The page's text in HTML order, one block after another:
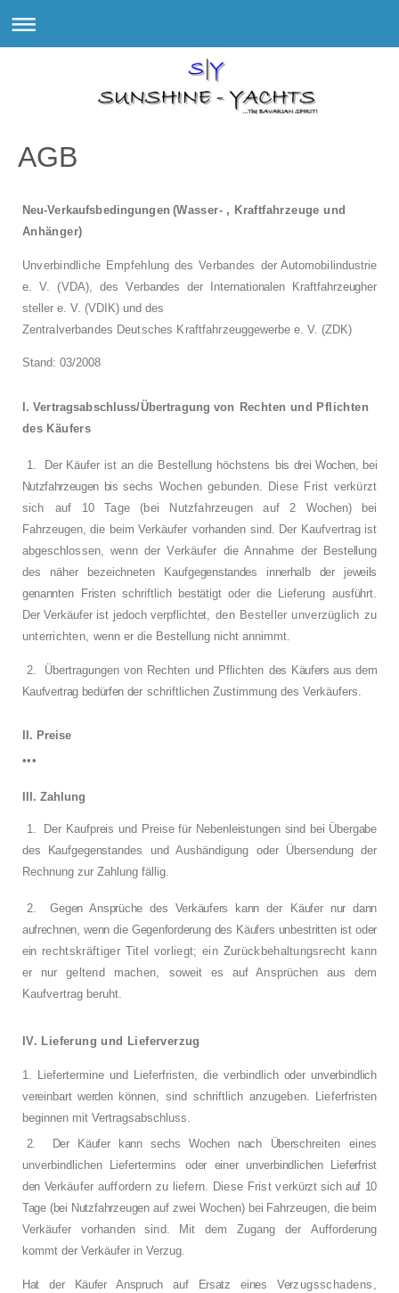
AGB
Neu-Verkaufsbedingungen (Wasser- , Kraftfahrzeuge und
Anhänger)
Unverbindliche Empfehlung des Verbandes der Automobilindustrie
e. V. (VDA), des Ver­bandes der Internationalen Kraftfahrzeugher­
steller e. V. (VDIK) und des
Zentralverbandes Deutsches Kraftfahrzeug­gewerbe e. V. (ZDK)
Stand: 03/2008
I. Vertragsabschluss/Übertragung von Rechten und Pflichten
des Käufers
1. Der Käufer ist an die Bestellung höchstens bis drei Wochen, bei
Nutzfahrzeugen bis sechs Wochen gebunden. Diese Frist verkürzt
sich
auf 10 Tage (bei Nutzfahrzeugen auf 2 Wo­chen) bei
Fahrzeugen, die beim Verkäufer vorhanden sind. Der Kaufvertrag ist
abge­schlossen, wenn der Verkäufer die Annahme der Bestellung
des näher bezeichneten Kauf­gegenstandes innerhalb der jeweils
genannten
Fristen schriftlich bestätigt oder die Lieferung ausführt.
Der Verkäufer ist jedoch verpflichtet,
den Besteller unverzüglich zu
unterrichten,
wenn er die Bestellung nicht annimmt.
2. Übertragungen von Rechten und Pflichten des Käufers aus dem
Kaufvertrag bedürfen der schriftlichen Zustimmung des Verkäufers.
II. Preise
• • •
III. Zahlung
1. Der Kaufpreis und Preise für Nebenleistun­gen sind bei Übergabe
des Kaufgegenstandes
und Aushändigung oder Übersendung der
Rechnung zur Zahlung fällig.
2. Gegen Ansprüche des Verkäufers kann der
Käufer nur dann
aufrechnen, wenn die Gegen­forderung des Käufers unbestritten ist oder
ein rechtskräftiger Titel vorliegt; ein Zurückbe­haltungsrecht kann
er nur geltend machen,
soweit es auf Ansprüchen aus dem
Kaufver­trag beruht.
IV. Lieferung und Lieferverzug
1. Liefertermine und Lieferfristen, die verbind­ lich oder unverbindlich
vereinbart werden kön­nen, sind schriftlich anzugeben. Lieferfristen
beginnen mit Vertragsabschluss.
2.
Der Käufer kann sechs Wochen nach Über­schreiten eines
unverbindlichen Liefertermins
oder einer unverbindlichen Lieferfrist
den Ver­käufer auffordern zu liefern. Diese Frist ver­kürzt sich auf 10
Tage (bei Nutzfahrzeugen auf zwei Wochen) bei Fahrzeugen, die beim
Ver­käufer vorhanden sind. Mit dem Zugang der
Aufforderung
kommt der Verkäufer in Verzug.
Hat der Käufer Anspruch auf Ersatz eines Ver­zugsschadens,